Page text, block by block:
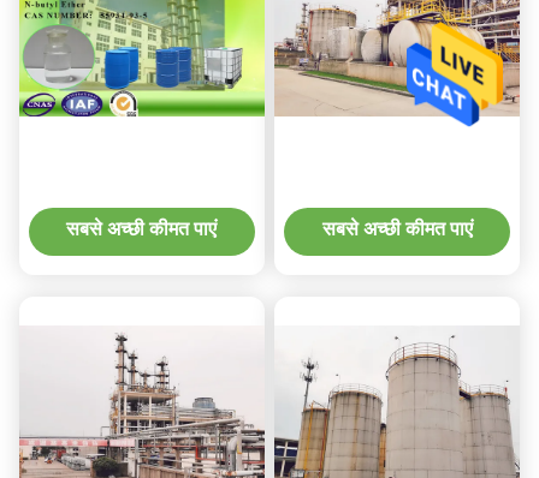
सबसे अच्छी कीमत पाएं सबसे अच्छी कीमत पाएं